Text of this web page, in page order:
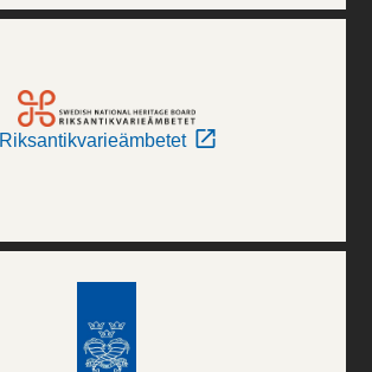
Riksantikvarieämbetet